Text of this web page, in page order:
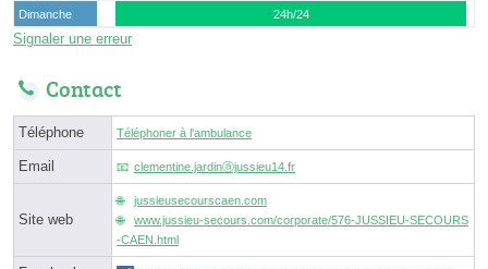
Dimanche
24h/24
Signaler une erreur
Contact
Téléphone Téléphoner à l'ambulance
Email clementine.jardinⓐjussieu14.fr
Site web
jussieusecourscaen.com
www.jussieu-secours.com/corporate/576-JUSSIEU-SECOURS
-CAEN.html